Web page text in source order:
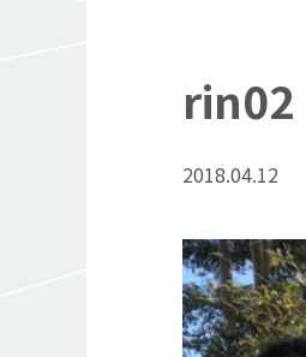
rin02
2018.04.12